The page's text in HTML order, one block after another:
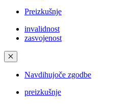
Preizkušnje
invalidnost
zasvojenost
✕
Navdihujoče zgodbe
preizkušnje